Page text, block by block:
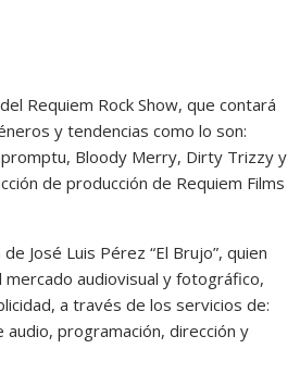
Requiem Rock Show, que contará
y tendencias como lo son:
Bloody Merry, Dirty Trizzy y
de producción de Requiem Films
José Luis Pérez “El Brujo”, quien
audiovisual y fotográfico,
a través de los servicios de:
programación, dirección y